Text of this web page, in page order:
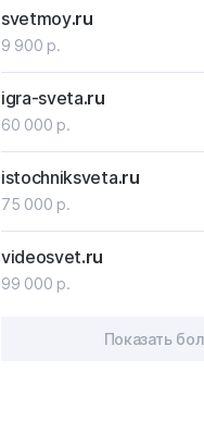
svetmoy.ru
9 900 р.
igra-sveta.ru
60 000 р.
istochniksveta.ru
75 000 р.
videosvet.ru
99 000 р.
Показать